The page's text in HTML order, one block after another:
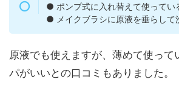
● ポンプ式に入れ替えて使ってい
● メイクブラシに原液を垂らして
原液でも使えますが、薄めて使って
パがいいとの口コミもありました。